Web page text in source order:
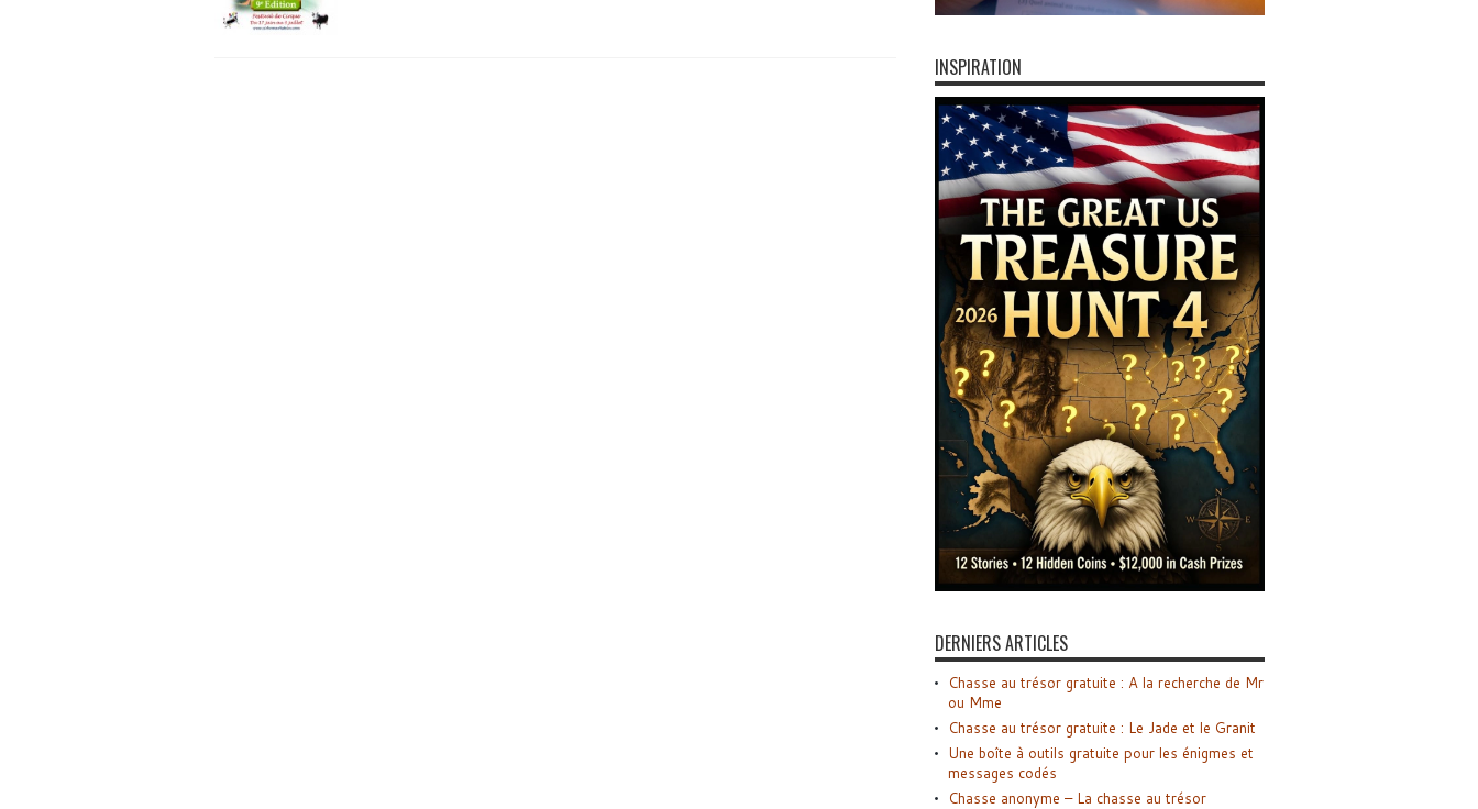
INSPIRATION
DERNIERS ARTICLES
Chasse au trésor gratuite : A la recherche de Mr
ou Mme
Chasse au trésor gratuite : Le Jade et le Granit
Une boîte à outils gratuite pour les énigmes et
messages codés
Chasse anonyme – La chasse au trésor